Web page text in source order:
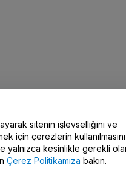
sitenin işlevselliğini ve
için çerezlerin kullanılmasını
yalnızca kesinlikle gerekli
Çerez Politikamıza bakın.